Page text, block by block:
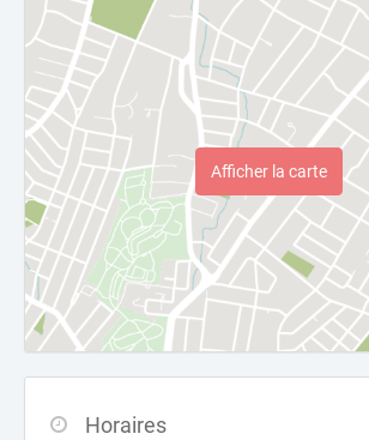
Afficher la carte
Horaires